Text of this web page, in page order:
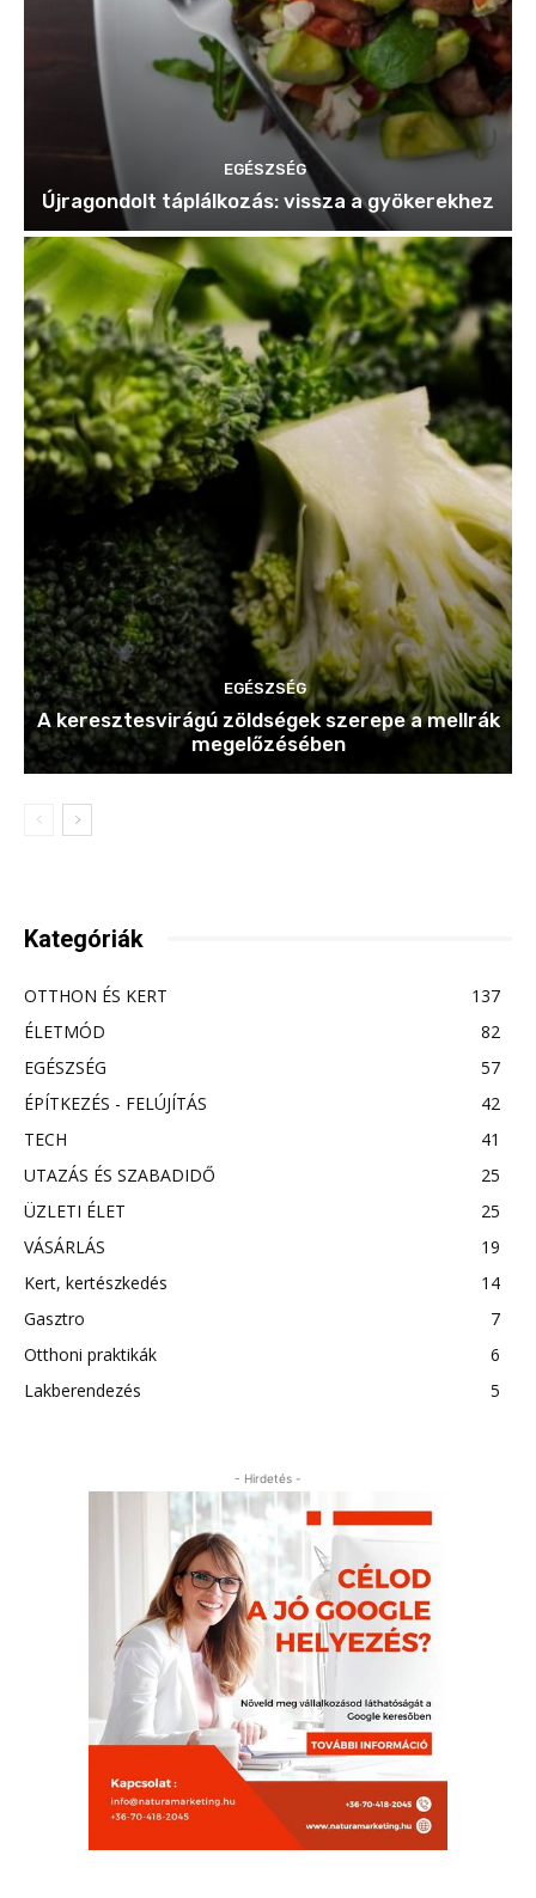
EGÉSZSÉG
Újragondolt táplálkozás: vissza a gyökerekhez
EGÉSZSÉG
A keresztesvirágú zöldségek szerepe a mellrák
megelőzésében
Kategóriák
OTTHON ÉS KERT
137
ÉLETMÓD
82
EGÉSZSÉG
57
ÉPÍTKEZÉS - FELÚJÍTÁS
42
TECH
41
UTAZÁS ÉS SZABADIDŐ
25
ÜZLETI ÉLET
25
VÁSÁRLÁS
19
Kert, kertészkedés
14
Gasztro
7
Otthoni praktikák
6
Lakberendezés
5
- Hirdetés -